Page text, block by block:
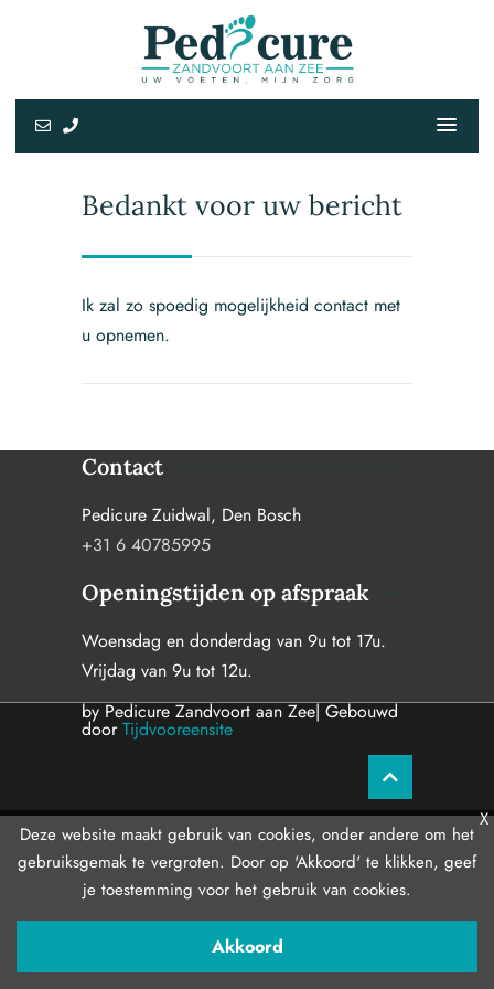
Bedankt voor uw bericht
Ik zal zo spoedig mogelijkheid contact met
u opnemen.
Contact
Pedicure Zuidwal, Den Bosch
+31 6 40785995
Openingstijden op afspraak
Woensdag en donderdag van 9u tot 17u.
Vrijdag van 9u tot 12u.
by Pedicure Zandvoort aan Zee| Gebouwd
doorTijdvooreensite
Deze website maakt gebruik van cookies, onder andere om het
gebruiksgemak te vergroten. Door op 'Akkoord' te klikken, geef
je toestemming voor het gebruik van cookies.
Akkoord
X